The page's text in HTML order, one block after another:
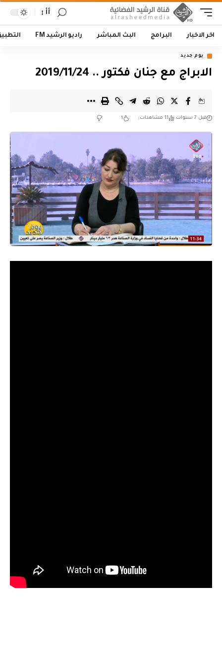
أأ
اخر الاخبار البرامج البث المباشر راديو الرشيد FM
يوم جديد
الابراج مع جنان فكتور .. 2019/11/24
قبل 7 سنوات 11 مشاهدات 1